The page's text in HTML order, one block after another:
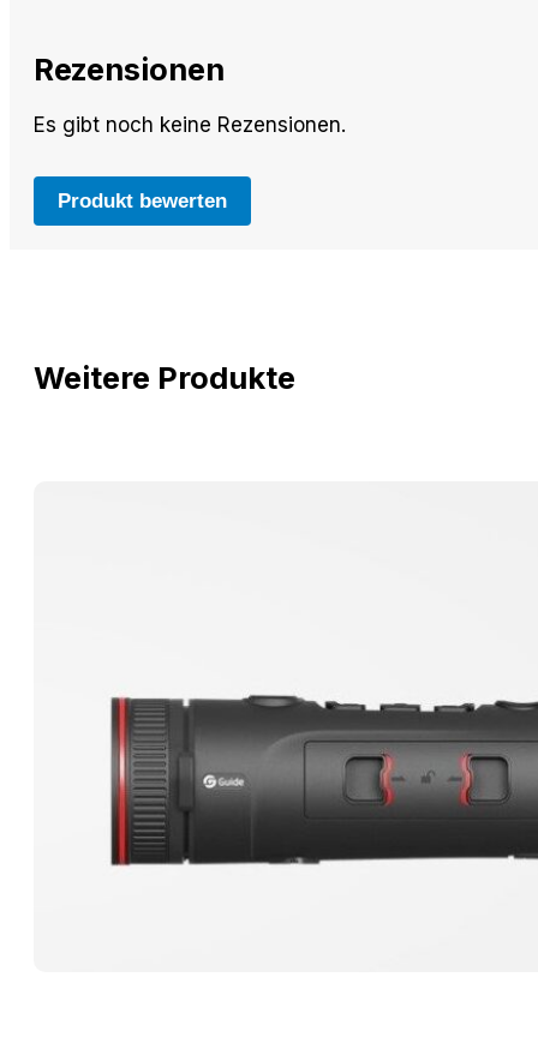
Rezensionen
Es gibt noch keine Rezensionen.
Produkt bewerten
Weitere Produkte